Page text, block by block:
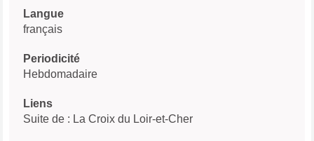
Langue
français
Periodicité
Hebdomadaire
Liens
Suite de : La Croix du Loir-et-Cher